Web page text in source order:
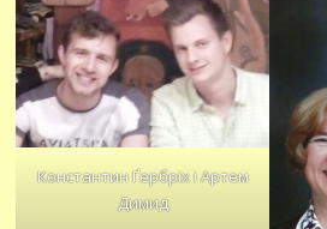
Константин Ґербріх і Артем
Димид